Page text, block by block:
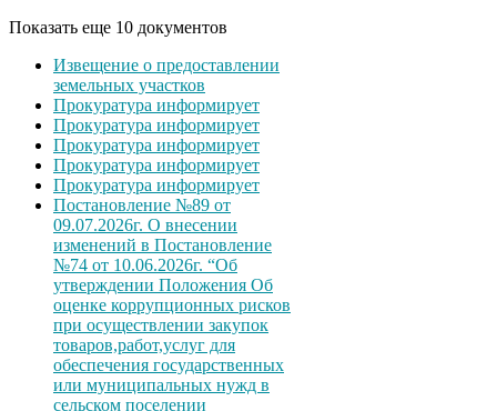
Показать еще 10 документов
Извещение о предоставлении
земельных участков
Прокуратура информирует
Прокуратура информирует
Прокуратура информирует
Прокуратура информирует
Прокуратура информирует
Постановление №89 от
09.07.2026г. О внесении
изменений в Постановление
№74 от 10.06.2026г. “Об
утверждении Положения Об
оценке коррупционных рисков
при осуществлении закупок
товаров,работ,услуг для
обеспечения государственных
или муниципальных нужд в
сельском поселении